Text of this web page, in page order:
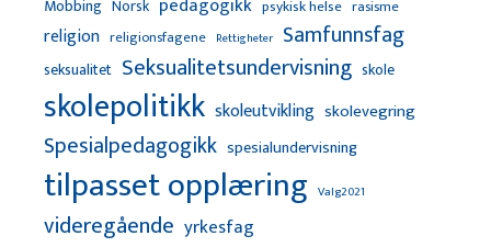
Mobbing Norsk psykisk helse rasisme
religion religionsfagene Rettigheter Samfunnsfag
seksualitet Seksualitetsundervisning skole
skolepolitikk skoleutvikling skolevegring
Spesialpedagogikk spesialundervisning
tilpasset opplæring Valg2021
videregående yrkesfag